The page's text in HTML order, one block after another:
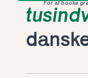
For at booke